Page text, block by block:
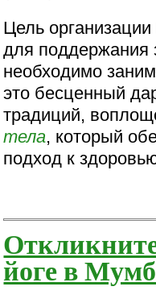
Цель
для поддержания
необходимо
это бесценный
традиций,
тела, который
подход к
йоге в